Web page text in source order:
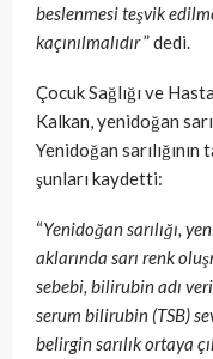
beslenmesi teşvik
kaçınılmalıdır” dedi.
Çocuk Sağlığı ve
Kalkan, yenidoğan
Yenidoğan sarılığının
şunları kaydetti:
“Yenidoğan sarılığı,
aklarında sarı renk
sebebi, bilirubin adı
serum bilirubin (TSB)
belirgin sarılık ortaya